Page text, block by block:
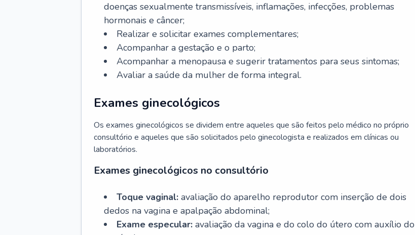
doenças sexualmente transmissíveis, inflamações, infecções, problemas
hormonais e câncer;
Realizar e solicitar exames complementares;
Acompanhar a gestação e o parto;
Acompanhar a menopausa e sugerir tratamentos para seus sintomas;
Avaliar a saúde da mulher de forma integral.
Exames ginecológicos
Os exames ginecológicos se dividem entre aqueles que são feitos pelo médico no próprio
consultório e aqueles que são solicitados pelo ginecologista e realizados em clínicas ou
laboratórios.
Exames ginecológicos no consultório
Toque vaginal: avaliação do aparelho reprodutor com inserção de dois
dedos na vagina e apalpação abdominal;
Exame especular: avaliação da vagina e do colo do útero com auxílio do